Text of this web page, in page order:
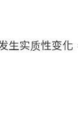
实质性变